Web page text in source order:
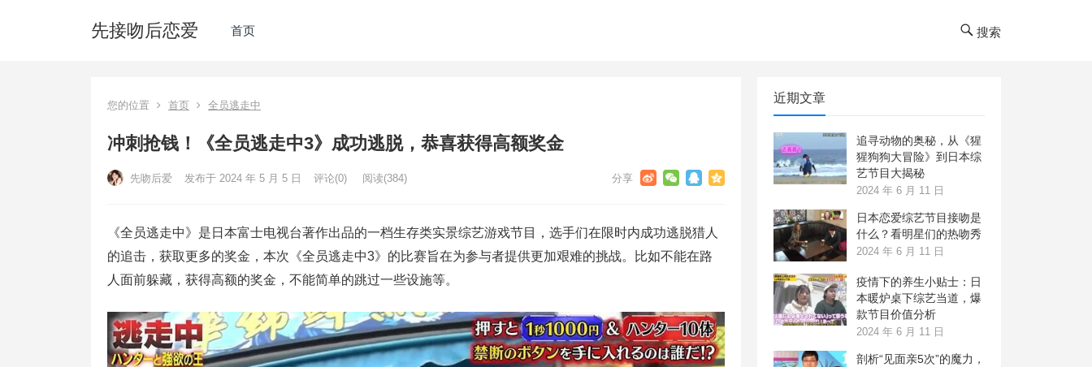
先接吻后恋爱 首页 搜索
您的位置 首页 全员逃走中
冲刺抢钱！《全员逃走中3》成功逃脱，恭喜获得高额奖金
先吻后爱 发布于 2024 年 5 月 5 日 评论(0) 阅读(384)
《全员逃走中》是日本富士电视台著作出品的一档生存类实景综艺游戏节目，选手们在限时内成功逃脱猎人
的追击，获取更多的奖金，本次《全员逃走中3》的比赛旨在为参与者提供更加艰难的挑战。比如不能在路
人面前躲藏，获得高额的奖金，不能简单的跳过一些设施等。
近期文章
追寻动物的奥秘，从《猩
猩狗狗大冒险》到日本综
艺节目大揭秘
2024 年 6 月 11 日
日本恋爱综艺节目接吻是
什么？看明星们的热吻秀
2024 年 6 月 11 日
疫情下的养生小贴士：日
本暖炉桌下综艺当道，爆
款节目价值分析
2024 年 6 月 11 日
剖析“见面亲5次”的魔力，